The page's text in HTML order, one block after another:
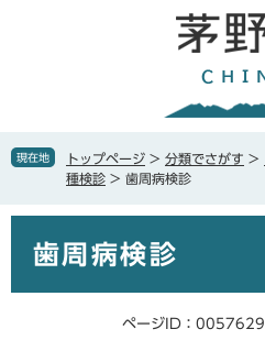
で
ば
本
現在地 トップページ > 分類でさがす >
種検診 > 歯周病検診
歯周病検診
ページID：0057629